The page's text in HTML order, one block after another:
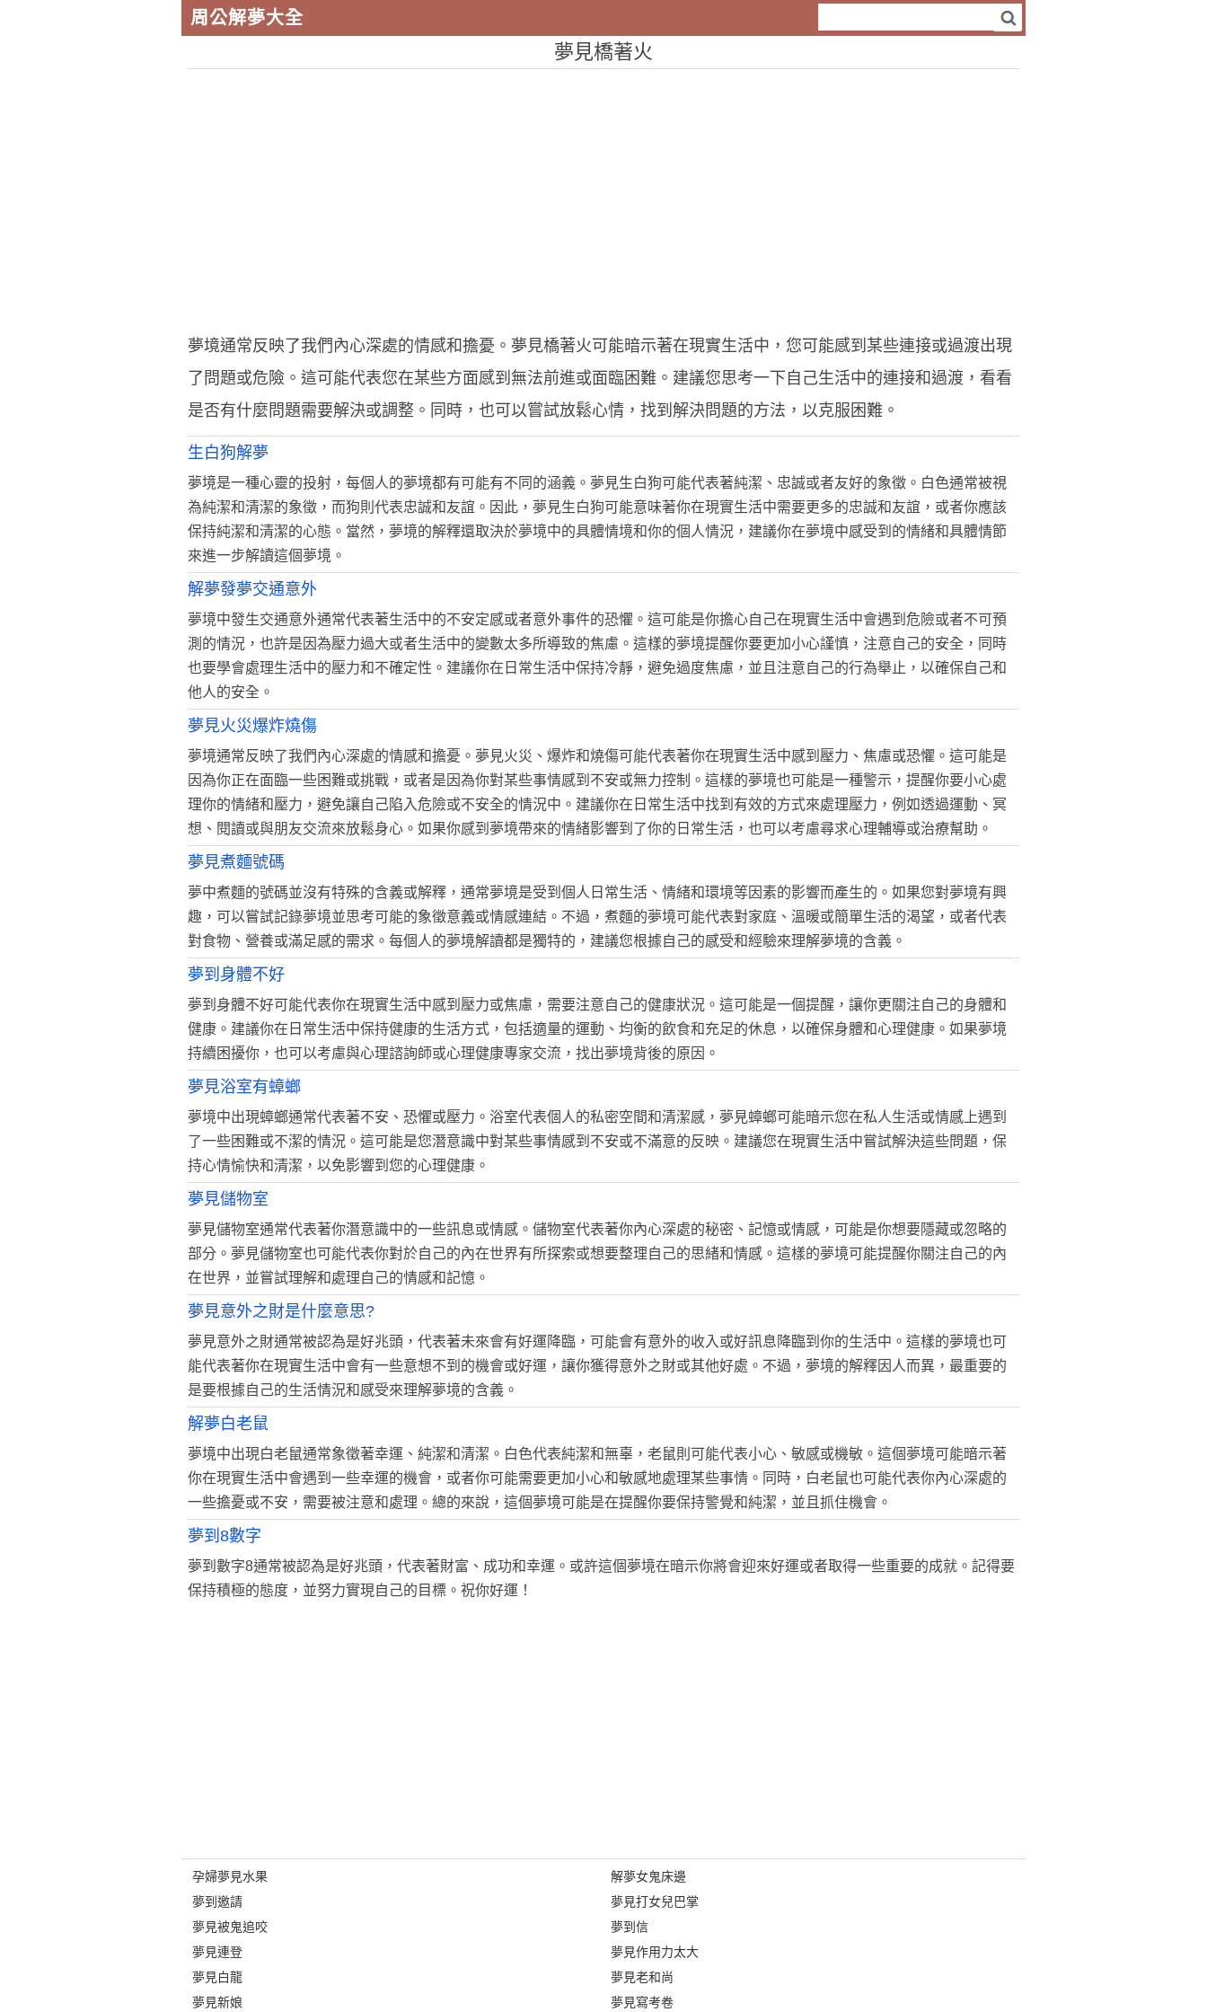
周公解夢大全
夢見橋著火
夢境通常反映了我們內心深處的情感和擔憂。夢見橋著火可能暗示著在現實生活中，您可能感到某些連接或過渡出現
了問題或危險。這可能代表您在某些方面感到無法前進或面臨困難。建議您思考一下自己生活中的連接和過渡，看看
是否有什麼問題需要解決或調整。同時，也可以嘗試放鬆心情，找到解決問題的方法，以克服困難。
生白狗解夢
夢境是一種心靈的投射，每個人的夢境都有可能有不同的涵義。夢見生白狗可能代表著純潔、忠誠或者友好的象徵。白色通常被視
為純潔和清潔的象徵，而狗則代表忠誠和友誼。因此，夢見生白狗可能意味著你在現實生活中需要更多的忠誠和友誼，或者你應該
保持純潔和清潔的心態。當然，夢境的解釋還取決於夢境中的具體情境和你的個人情況，建議你在夢境中感受到的情緒和具體情節
來進一步解讀這個夢境。
解夢發夢交通意外
夢境中發生交通意外通常代表著生活中的不安定感或者意外事件的恐懼。這可能是你擔心自己在現實生活中會遇到危險或者不可預
測的情況，也許是因為壓力過大或者生活中的變數太多所導致的焦慮。這樣的夢境提醒你要更加小心謹慎，注意自己的安全，同時
也要學會處理生活中的壓力和不確定性。建議你在日常生活中保持冷靜，避免過度焦慮，並且注意自己的行為舉止，以確保自己和
他人的安全。
夢見火災爆炸燒傷
夢境通常反映了我們內心深處的情感和擔憂。夢見火災、爆炸和燒傷可能代表著你在現實生活中感到壓力、焦慮或恐懼。這可能是
因為你正在面臨一些困難或挑戰，或者是因為你對某些事情感到不安或無力控制。這樣的夢境也可能是一種警示，提醒你要小心處
理你的情緒和壓力，避免讓自己陷入危險或不安全的情況中。建議你在日常生活中找到有效的方式來處理壓力，例如透過運動、冥
想、閱讀或與朋友交流來放鬆身心。如果你感到夢境帶來的情緒影響到了你的日常生活，也可以考慮尋求心理輔導或治療幫助。
夢見煮麵號碼
夢中煮麵的號碼並沒有特殊的含義或解釋，通常夢境是受到個人日常生活、情緒和環境等因素的影響而產生的。如果您對夢境有興
趣，可以嘗試記錄夢境並思考可能的象徵意義或情感連結。不過，煮麵的夢境可能代表對家庭、溫暖或簡單生活的渴望，或者代表
對食物、營養或滿足感的需求。每個人的夢境解讀都是獨特的，建議您根據自己的感受和經驗來理解夢境的含義。
夢到身體不好
夢到身體不好可能代表你在現實生活中感到壓力或焦慮，需要注意自己的健康狀況。這可能是一個提醒，讓你更關注自己的身體和
健康。建議你在日常生活中保持健康的生活方式，包括適量的運動、均衡的飲食和充足的休息，以確保身體和心理健康。如果夢境
持續困擾你，也可以考慮與心理諮詢師或心理健康專家交流，找出夢境背後的原因。
夢見浴室有蟑螂
夢境中出現蟑螂通常代表著不安、恐懼或壓力。浴室代表個人的私密空間和清潔感，夢見蟑螂可能暗示您在私人生活或情感上遇到
了一些困難或不潔的情況。這可能是您潛意識中對某些事情感到不安或不滿意的反映。建議您在現實生活中嘗試解決這些問題，保
持心情愉快和清潔，以免影響到您的心理健康。
夢見儲物室
夢見儲物室通常代表著你潛意識中的一些訊息或情感。儲物室代表著你內心深處的秘密、記憶或情感，可能是你想要隱藏或忽略的
部分。夢見儲物室也可能代表你對於自己的內在世界有所探索或想要整理自己的思緒和情感。這樣的夢境可能提醒你關注自己的內
在世界，並嘗試理解和處理自己的情感和記憶。
夢見意外之財是什麼意思?
夢見意外之財通常被認為是好兆頭，代表著未來會有好運降臨，可能會有意外的收入或好訊息降臨到你的生活中。這樣的夢境也可
能代表著你在現實生活中會有一些意想不到的機會或好運，讓你獲得意外之財或其他好處。不過，夢境的解釋因人而異，最重要的
是要根據自己的生活情況和感受來理解夢境的含義。
解夢白老鼠
夢境中出現白老鼠通常象徵著幸運、純潔和清潔。白色代表純潔和無辜，老鼠則可能代表小心、敏感或機敏。這個夢境可能暗示著
你在現實生活中會遇到一些幸運的機會，或者你可能需要更加小心和敏感地處理某些事情。同時，白老鼠也可能代表你內心深處的
一些擔憂或不安，需要被注意和處理。總的來說，這個夢境可能是在提醒你要保持警覺和純潔，並且抓住機會。
夢到8數字
夢到數字8通常被認為是好兆頭，代表著財富、成功和幸運。或許這個夢境在暗示你將會迎來好運或者取得一些重要的成就。記得要
保持積極的態度，並努力實現自己的目標。祝你好運！
孕婦夢見水果
夢到邀請
夢見被鬼追咬
夢見連登
夢見白龍
夢見新娘
解夢女鬼床邊
夢見打女兒巴掌
夢到信
夢見作用力太大
夢見老和尚
夢見寫考卷